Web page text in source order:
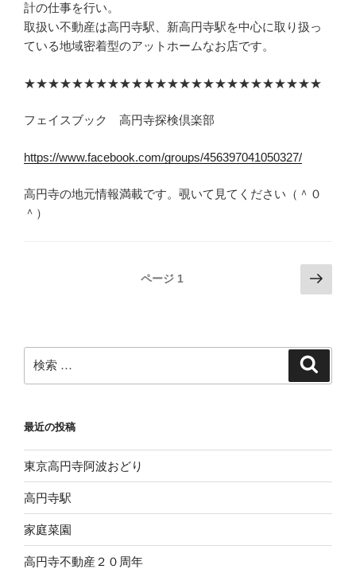
計の仕事を行い。
取扱い不動産は高円寺駅、新高円寺駅を中心に取り扱っ
ている地域密着型のアットホームなお店です。
★★★★★★★★★★★★★★★★★★★★★★★★★
フェイスブック 高円寺探検倶楽部
https://www.facebook.com/groups/456397041050327/
高円寺の地元情報満載です。覗いて見てください（＾０
＾）
ゲ
ー
ョ
ン
ページ 1
次
の
ジ
検
索:
最近の投稿
東京高円寺阿波おどり
高円寺駅
家庭菜園
高円寺不動産２０周年